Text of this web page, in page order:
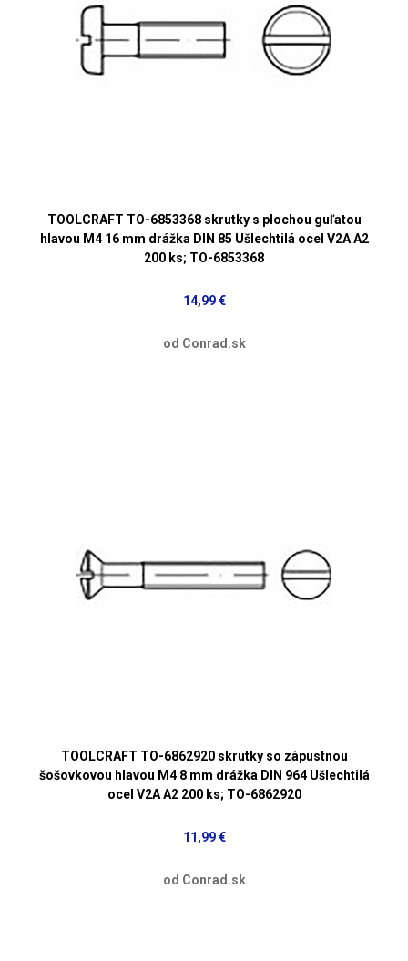
TOOLCRAFT TO-6853368 skrutky s plochou guľatou
hlavou M4 16 mm drážka DIN 85 Ušlechtilá ocel V2A A2
200 ks; TO-6853368
14,99 €
od Conrad.sk
TOOLCRAFT TO-6862920 skrutky so zápustnou
šošovkovou hlavou M4 8 mm drážka DIN 964 Ušlechtilá
ocel V2A A2 200 ks; TO-6862920
11,99 €
od Conrad.sk